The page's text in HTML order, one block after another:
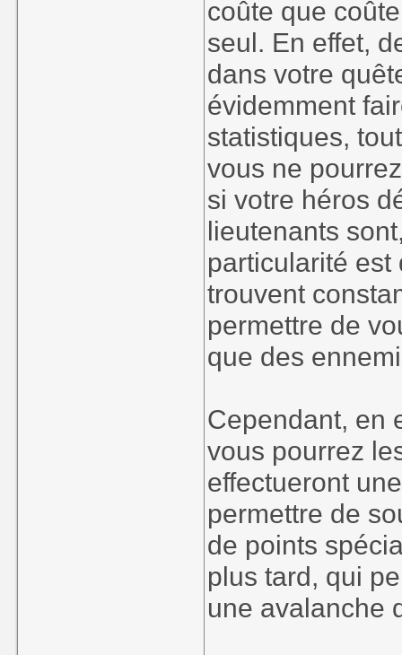
coûte que
seul. En effet,
dans votre
évidemment
statistiques,
vous ne
si votre héros
lieutenants
particularité
trouvent
permettre de
que des
Cependant, en
vous pourrez
effectueront
permettre de
de points
plus tard, qui
une avalanche